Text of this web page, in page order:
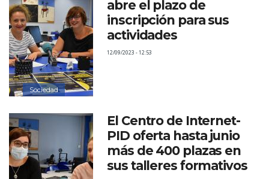
Sociedad
abre el plazo de
inscripción para sus
actividades
12/09/2023 - 12:53
El Centro de Internet-
PID oferta hasta junio
más de 400 plazas en
sus talleres formativos